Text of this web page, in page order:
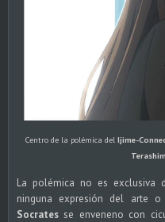
Centro de la polémica del Ijime-
La polémica no es exclusiva
ninguna expresión del arte
Socrates se enveneno con